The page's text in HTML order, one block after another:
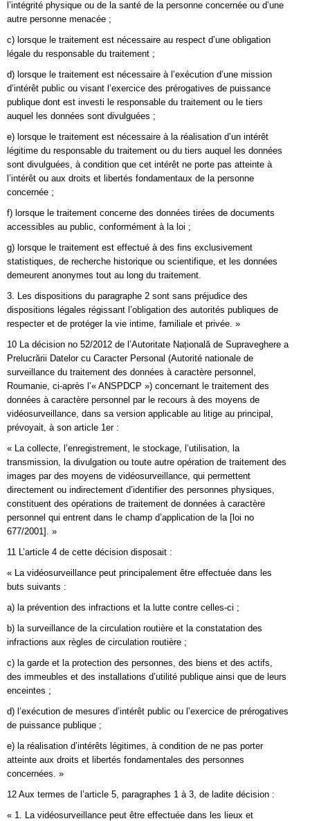
l’intégrité physique ou de la santé de la personne concernée ou d’une
autre personne menacée ;
c) lorsque le traitement est nécessaire au respect d’une obligation
légale du responsable du traitement ;
d) lorsque le traitement est nécessaire à l’exécution d’une mission
d’intérêt public ou visant l’exercice des prérogatives de puissance
publique dont est investi le responsable du traitement ou le tiers
auquel les données sont divulguées ;
e) lorsque le traitement est nécessaire à la réalisation d’un intérêt
légitime du responsable du traitement ou du tiers auquel les données
sont divulguées, à condition que cet intérêt ne porte pas atteinte à
l’intérêt ou aux droits et libertés fondamentaux de la personne
concernée ;
f) lorsque le traitement concerne des données tirées de documents
accessibles au public, conformément à la loi ;
g) lorsque le traitement est effectué à des fins exclusivement
statistiques, de recherche historique ou scientifique, et les données
demeurent anonymes tout au long du traitement.
3. Les dispositions du paragraphe 2 sont sans préjudice des
dispositions légales régissant l’obligation des autorités publiques de
respecter et de protéger la vie intime, familiale et privée. »
10 La décision no 52/2012 de l’Autoritate Națională de Supraveghere a
Prelucrării Datelor cu Caracter Personal (Autorité nationale de
surveillance du traitement des données à caractère personnel,
Roumanie, ci-après l’« ANSPDCP ») concernant le traitement des
données à caractère personnel par le recours à des moyens de
vidéosurveillance, dans sa version applicable au litige au principal,
prévoyait, à son article 1er :
« La collecte, l’enregistrement, le stockage, l’utilisation, la
transmission, la divulgation ou toute autre opération de traitement des
images par des moyens de vidéosurveillance, qui permettent
directement ou indirectement d’identifier des personnes physiques,
constituent des opérations de traitement de données à caractère
personnel qui entrent dans le champ d’application de la [loi no
677/2001]. »
11 L’article 4 de cette décision disposait :
« La vidéosurveillance peut principalement être effectuée dans les
buts suivants :
a) la prévention des infractions et la lutte contre celles-ci ;
b) la surveillance de la circulation routière et la constatation des
infractions aux règles de circulation routière ;
c) la garde et la protection des personnes, des biens et des actifs,
des immeubles et des installations d’utilité publique ainsi que de leurs
enceintes ;
d) l’exécution de mesures d’intérêt public ou l’exercice de prérogatives
de puissance publique ;
e) la réalisation d’intérêts légitimes, à condition de ne pas porter
atteinte aux droits et libertés fondamentales des personnes
concernées. »
12 Aux termes de l’article 5, paragraphes 1 à 3, de ladite décision :
« 1. La vidéosurveillance peut être effectuée dans les lieux et